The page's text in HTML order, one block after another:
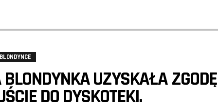
UZYSKAŁA ZGODĘ
DO DYSKOTEKI.